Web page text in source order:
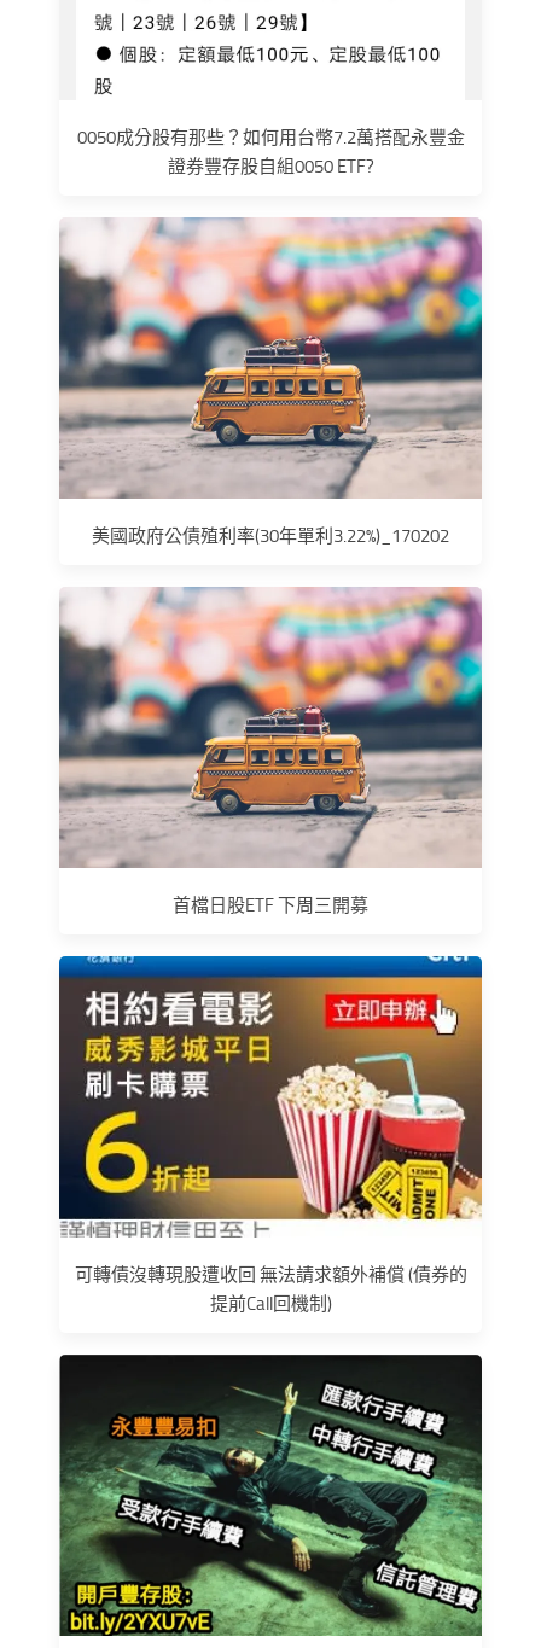
0050成分股有那些？如何用台幣7.2萬搭配永豐金
證券豐存股自組0050 ETF?
美國政府公債殖利率(30年單利3.22%)_170202
首檔日股ETF 下周三開募
可轉債沒轉現股遭收回 無法請求額外補償 (債券的
提前Call回機制)